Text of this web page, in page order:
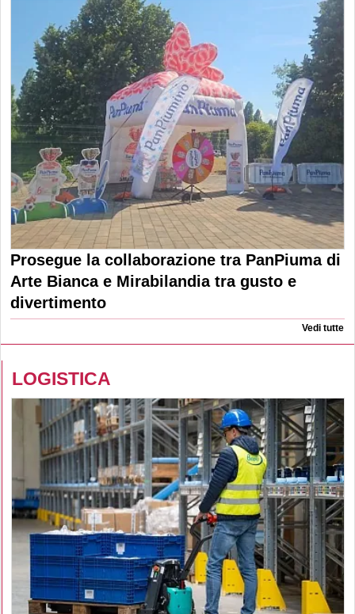
Prosegue la collaborazione tra PanPiuma di
Arte Bianca e Mirabilandia tra gusto e
divertimento
Vedi tutte
LOGISTICA